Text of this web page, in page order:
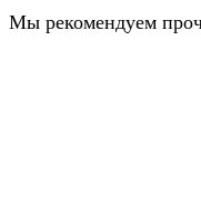
Мы рекомендуем